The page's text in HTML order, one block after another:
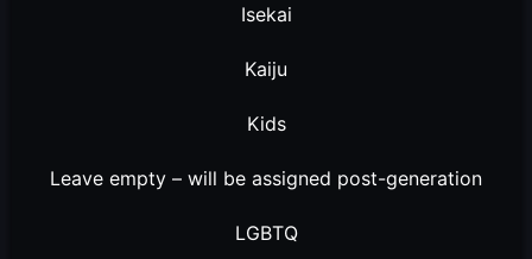
Isekai
Kaiju
Kids
Leave empty – will be assigned post-generation
LGBTQ